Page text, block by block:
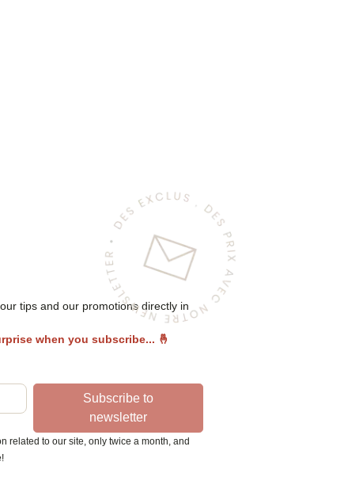
tips and our promotions directly in
when you subscribe... 🤞
Subscribe to
newsletter
related to our site, only twice a month, and